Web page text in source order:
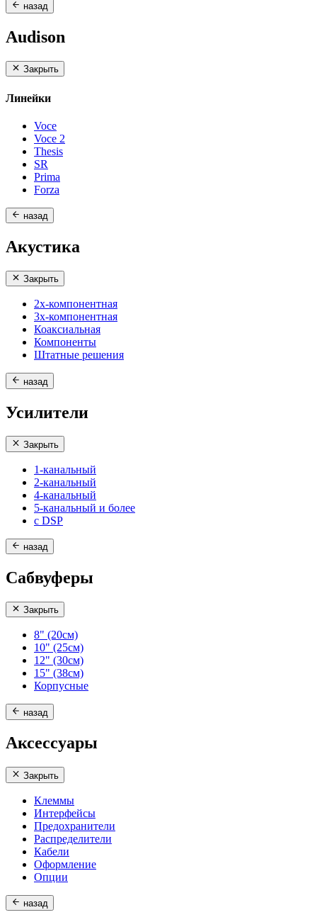
назад
Audison
Закрыть
Линейки
Voce
Voce 2
Thesis
SR
Prima
Forza
назад
Акустика
Закрыть
2х-компонентная
3х-компонентная
Коаксиальная
Компоненты
Штатные решения
назад
Усилители
Закрыть
1-канальный
2-канальный
4-канальный
5-канальный и более
с DSP
назад
Сабвуферы
Закрыть
8" (20см)
10" (25см)
12" (30см)
15" (38см)
Корпусные
назад
Аксессуары
Закрыть
Клеммы
Интерфейсы
Предохранители
Распределители
Кабели
Оформление
Опции
назад